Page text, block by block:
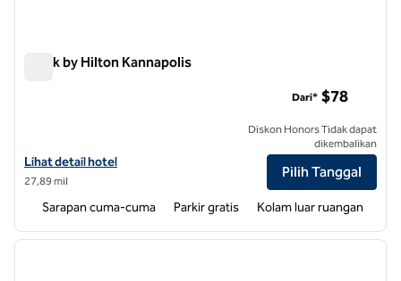
Spark by Hilton Kannapolis
Lihat detail hotel untuk Spark by Hilton Kannapolis
Lihat detail hotel
27,89 mil
Dari* $78
Diskon Honors Tidak dapat
dikembalikan
Pilih Tanggal
Sarapan cuma-cuma Parkir gratis Kolam luar ruangan
1 dari 12